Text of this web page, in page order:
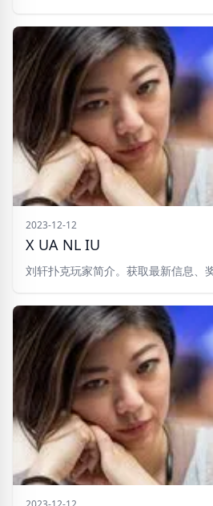
2023-12-12
X UA NL IU
刘轩扑克玩家简介。获取最新信息、